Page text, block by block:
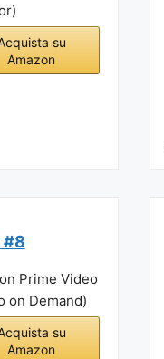
su
Amazon
#8
Prime Video
on Demand)
su
Amazon